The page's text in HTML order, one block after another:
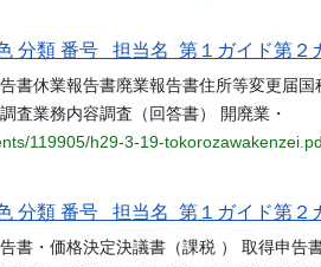
分類 番号 担当名 第１ガイド第２
書休業報告書廃業報告書住所等変更届
査業務内容調査（回答書） 開廃業・
119905/h29-3-19-
分類 番号 担当名 第１ガイド第２
書・価格決定決議書（課税 ） 取得申告